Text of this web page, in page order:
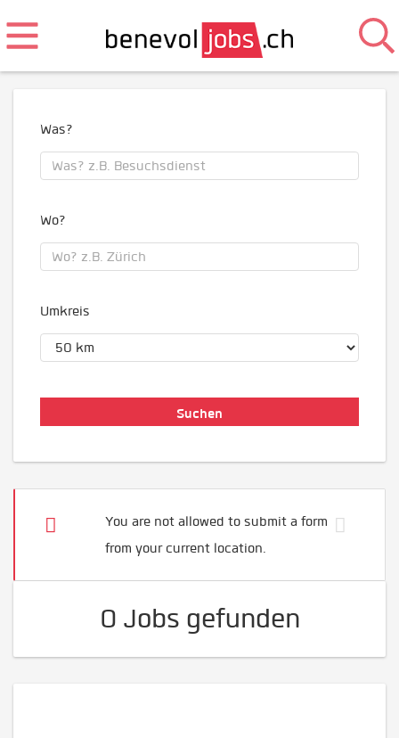
Was?
Wo?
Umkreis
You are not allowed to submit a form
from your current location.
0 Jobs gefunden